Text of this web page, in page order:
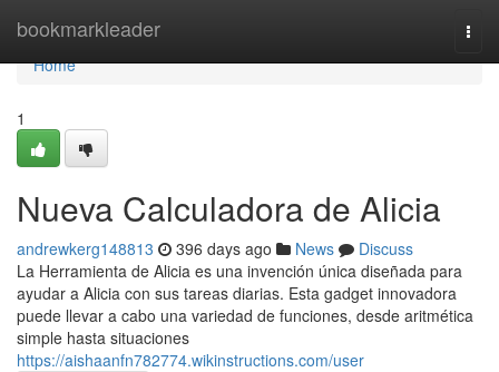
bookmarkleader
Home
Home
1
Nueva Calculadora de Alicia
andrewkerg148813 396 days ago News
Discuss
La Herramienta de Alicia es una invención única diseñada para
ayudar a Alicia con sus tareas diarias. Esta gadget innovadora
puede llevar a cabo una variedad de funciones, desde aritmética
simple hasta situaciones
https://aishaanfn782774.wikinstructions.com/user